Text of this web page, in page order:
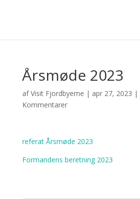
Årsmøde 2023
afVisit Fjordbyerne | apr 27, 2023 |
Kommentarer
referat Årsmøde 2023
Formandens beretning 2023